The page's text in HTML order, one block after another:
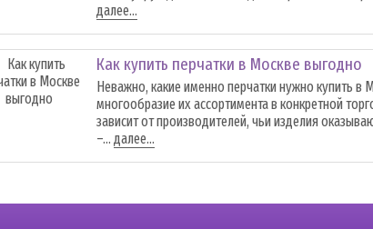
далее...
Как купить перчатки в Москве выгодно
Неважно, какие именно перчатки нужно купить в
многообразие их ассортимента в конкретной
зависит от производителей, чьи изделия
–...далее...